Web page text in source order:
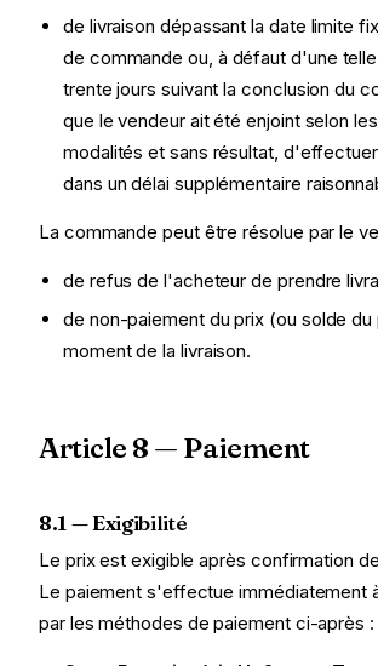
de livraison dépassant la date limite
de commande ou, à défaut d'une
trente jours suivant la conclusion du
que le vendeur ait été enjoint selon
modalités et sans résultat, d'effectuer
dans un délai supplémentaire
La commande peut être résolue par le
de refus de l'acheteur de prendre
de non-paiement du prix (ou solde du
moment de la livraison.
Article 8 — Paiement
8.1 — Exigibilité
Le prix est exigible après confirmation
Le paiement s'effectue immédiatement
par les méthodes de paiement ci-après :